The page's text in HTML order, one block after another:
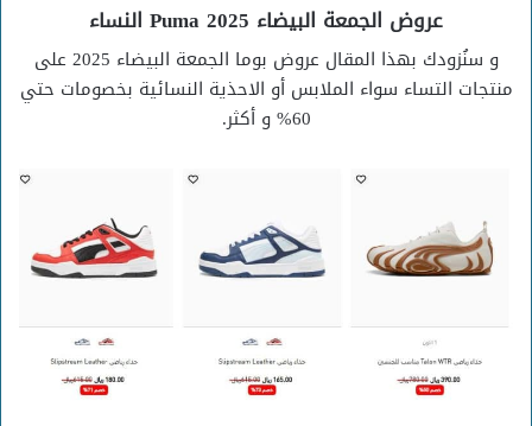
عروض الجمعة البيضاء 2025 Puma النساء
و سنُزودك بهذا المقال عروض بوما الجمعة البيضاء 2025 على
منتجات التساء سواء الملابس أو الاحذية النسائية بخصومات حتي
60% و أكثر.